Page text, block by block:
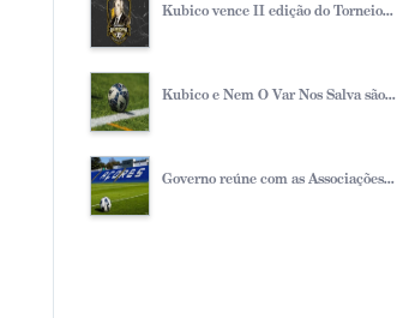
Kubico vence II edição do Torneio...
Kubico e Nem O Var Nos Salva são...
Governo reúne com as Associações...